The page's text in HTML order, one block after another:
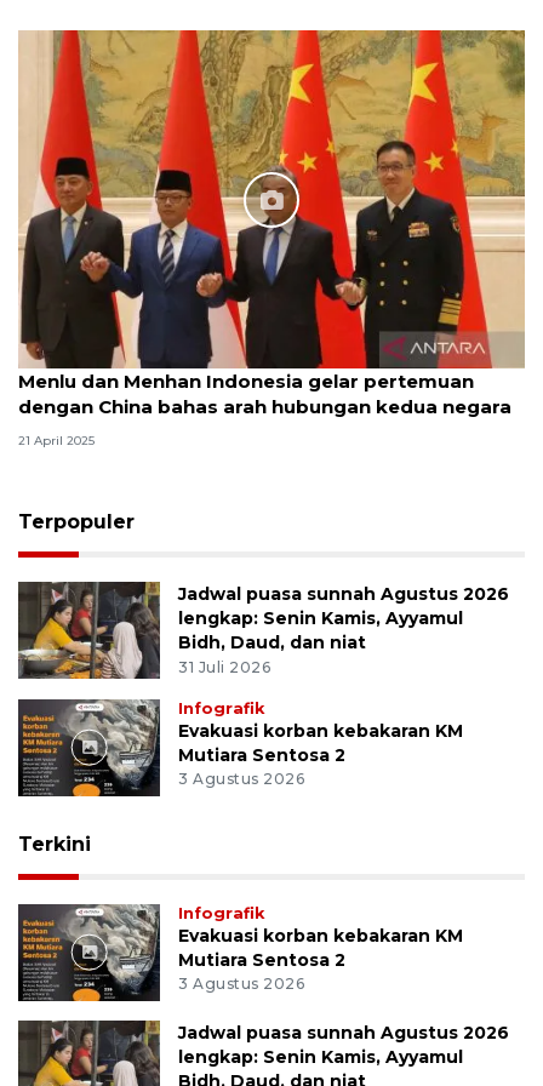
Menlu dan Menhan Indonesia gelar pertemuan
dengan China bahas arah hubungan kedua negara
21 April 2025
Terpopuler
Jadwal puasa sunnah Agustus 2026
lengkap: Senin Kamis, Ayyamul
Bidh, Daud, dan niat
31 Juli 2026
Infografik
Evakuasi korban kebakaran KM
Mutiara Sentosa 2
3 Agustus 2026
Terkini
Infografik
Evakuasi korban kebakaran KM
Mutiara Sentosa 2
3 Agustus 2026
Jadwal puasa sunnah Agustus 2026
lengkap: Senin Kamis, Ayyamul
Bidh, Daud, dan niat